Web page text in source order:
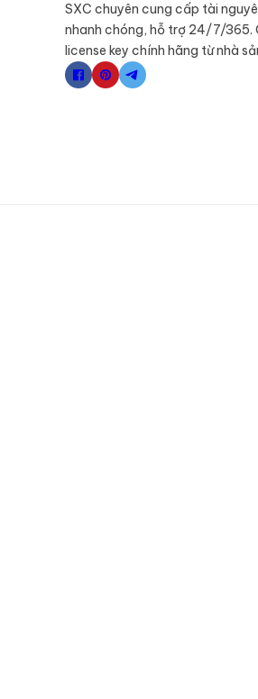
SXC chuyên cung cấp tài
nhanh chóng, hỗ trợ 24/7/365.
license key chính hãng từ nhà